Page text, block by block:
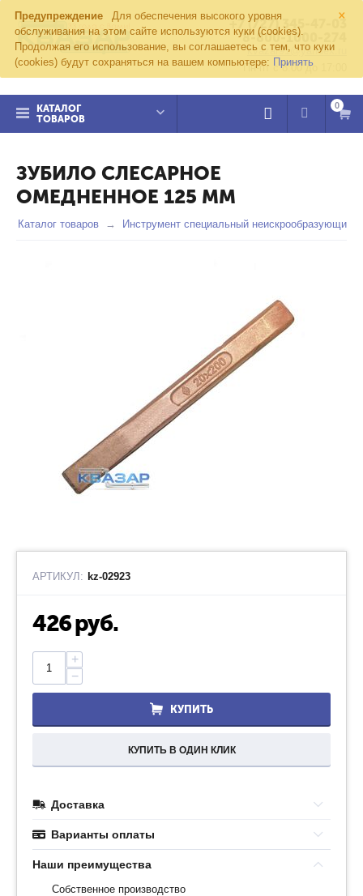
×
Предупреждение
Для обеспечения высокого уровня
обслуживания на этом сайте используются куки (cookies).
Продолжая его использование, вы соглашаетесь с тем, что куки
(cookies) будут сохраняться на вашем компьютере: Принять
+7 (727) 345-47-03
8-800-1000-274
kvazar91@yandex.ru
Пн-пт с 8:00 до 17:00
КАТАЛОГ
ТОВАРОВ
0
ЗУБИЛО СЛЕСАРНОЕ
ОМЕДНЕННОЕ 125 ММ
Каталог товаров Инструмент специальный неискрообразующий
АРТИКУЛ: kz-02923
426руб.
+
−
КУПИТЬ
КУПИТЬ В ОДИН КЛИК
Доставка
Варианты оплаты
Наши преимущества
Собственное производство